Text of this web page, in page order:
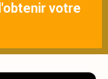
votre